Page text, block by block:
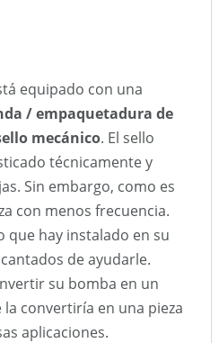
equipado con una
/ empaquetadura de
mecánico. El sello
técnicamente y
Sin embargo, como es
con menos frecuencia.
que hay instalado en su
de ayudarle.
su bomba en un
convertiría en una pieza
aplicaciones.